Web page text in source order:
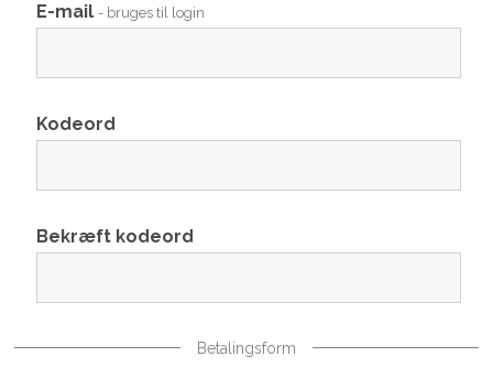
E-mail - bruges til login
Kodeord
Bekræft kodeord
Betalingsform